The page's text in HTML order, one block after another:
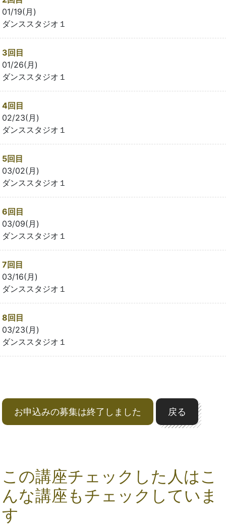
01/19(月)
ダンススタジオ１
3回目
01/26(月)
ダンススタジオ１
4回目
02/23(月)
ダンススタジオ１
5回目
03/02(月)
ダンススタジオ１
6回目
03/09(月)
ダンススタジオ１
7回目
03/16(月)
ダンススタジオ１
8回目
03/23(月)
ダンススタジオ１
お申込みの募集は終了しました 戻る
この講座チェックした人はこ
んな講座もチェックしていま
す